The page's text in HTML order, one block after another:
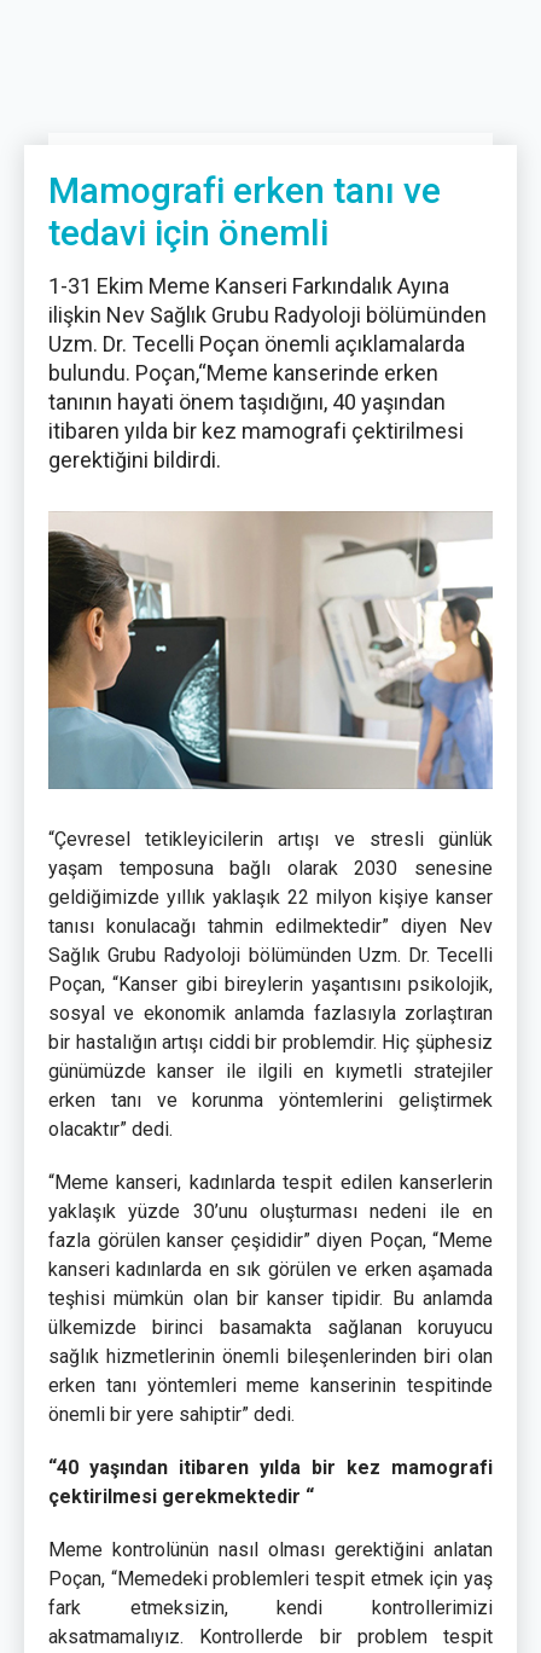
Mamografi erken tanı ve
tedavi için önemli
1-31 Ekim Meme Kanseri Farkındalık Ayına
ilişkin Nev Sağlık Grubu Radyoloji bölümünden
Uzm. Dr. Tecelli Poçan önemli açıklamalarda
bulundu. Poçan,“Meme kanserinde erken
tanının hayati önem taşıdığını, 40 yaşından
itibaren yılda bir kez mamografi çektirilmesi
gerektiğini bildirdi.
“Çevresel tetikleyicilerin artışı ve stresli günlük
yaşam temposuna bağlı olarak 2030 senesine
geldiğimizde yıllık yaklaşık 22 milyon kişiye kanser
tanısı konulacağı tahmin edilmektedir” diyen Nev
Sağlık Grubu Radyoloji bölümünden Uzm. Dr. Tecelli
Poçan, “Kanser gibi bireylerin yaşantısını psikolojik,
sosyal ve ekonomik anlamda fazlasıyla zorlaştıran
bir hastalığın artışı ciddi bir problemdir. Hiç şüphesiz
günümüzde kanser ile ilgili en kıymetli stratejiler
erken tanı ve korunma yöntemlerini geliştirmek
olacaktır” dedi.
“Meme kanseri, kadınlarda tespit edilen kanserlerin
yaklaşık yüzde 30’unu oluşturması nedeni ile en
fazla görülen kanser çeşididir” diyen Poçan, “Meme
kanseri kadınlarda en sık görülen ve erken aşamada
teşhisi mümkün olan bir kanser tipidir. Bu anlamda
ülkemizde birinci basamakta sağlanan koruyucu
sağlık hizmetlerinin önemli bileşenlerinden biri olan
erken tanı yöntemleri meme kanserinin tespitinde
önemli bir yere sahiptir” dedi.
“40 yaşından itibaren yılda bir kez mamografi
çektirilmesi gerekmektedir “
Meme kontrolünün nasıl olması gerektiğini anlatan
Poçan, “Memedeki problemleri tespit etmek için yaş
fark etmeksizin, kendi kontrollerimizi
aksatmamalıyız. Kontrollerde bir problem tespit